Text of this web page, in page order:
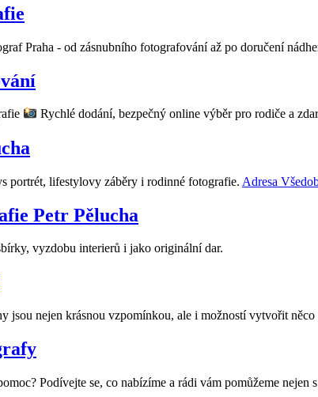
Praha - od zásnubního fotografování až po doručení
Rychlé dodání, bezpečný online výběr pro rodiče a
portrét, lifestylovy záběry i rodinné fotografie. Adresa
Petr Pělucha
vyzdobu interierů i jako originální dar.
jsou nejen krásnou vzpomínkou, ale i možností vytvořit něco
Podívejte se, co nabízíme a rádi vám pomůžeme nejen